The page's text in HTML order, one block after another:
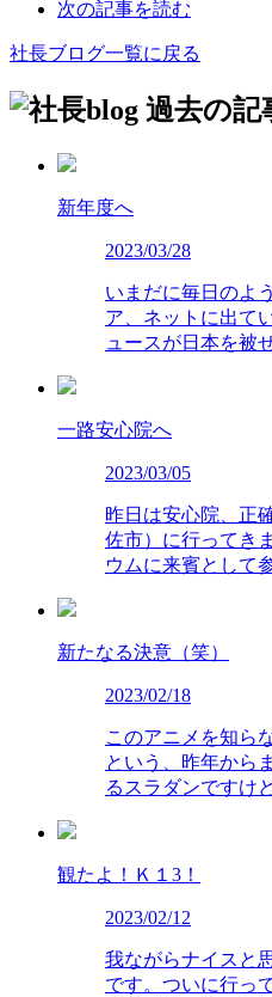
次の記事を読む
社長ブログ一覧に戻る
過去の記
新年度へ
2023/03/28
いまだに毎日のよ
ア、ネットに出て
ュースが日本を被
一路安心院へ
2023/03/05
昨日は安心院、正
佐市）に行ってき
ウムに来賓として
新たなる決意（笑）
2023/02/18
このアニメを知ら
という、昨年から
るスラダンですけ
観たよ！Ｋ１3！
2023/02/12
我ながらナイスと
です。ついに行っ